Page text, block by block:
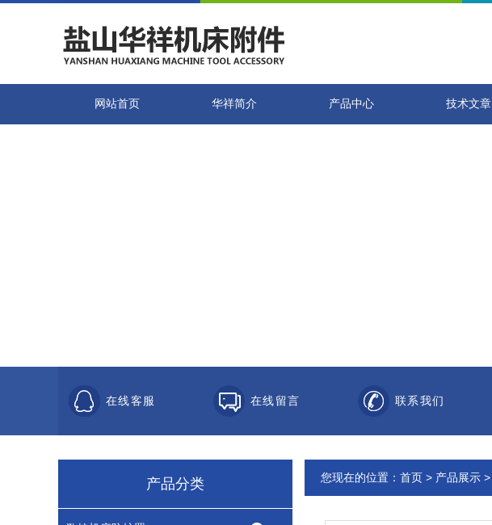
网站首页 华祥简介 产品中心 技术文章
在线客服 在线留言 联系我们
产品分类 您现在的位置： 首页 > 产品展示 >